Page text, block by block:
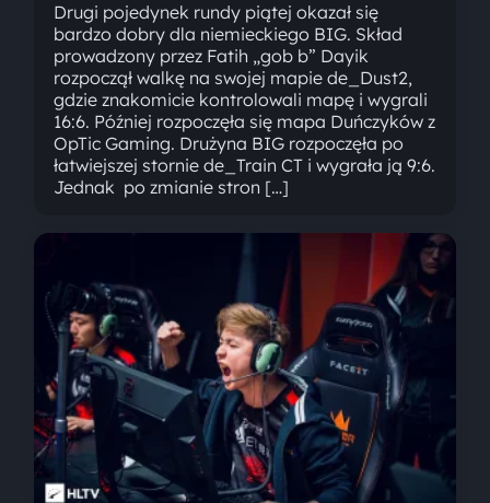
Drugi pojedynek rundy piątej okazał się
bardzo dobry dla niemieckiego BIG. Skład
prowadzony przez Fatih „gob b” Dayik
rozpoczął walkę na swojej mapie de_Dust2,
gdzie znakomicie kontrolowali mapę i wygrali
16:6. Później rozpoczęła się mapa Duńczyków z
OpTic Gaming. Drużyna BIG rozpoczęła po
łatwiejszej stornie de_Train CT i wygrała ją 9:6.
Jednak po zmianie stron […]